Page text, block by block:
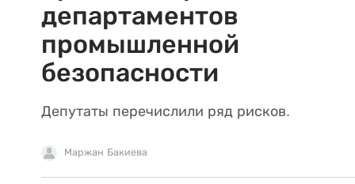
департаментов
промышленной
безопасности
Депутаты перечислили ряд рисков.
Маржан Бакиева